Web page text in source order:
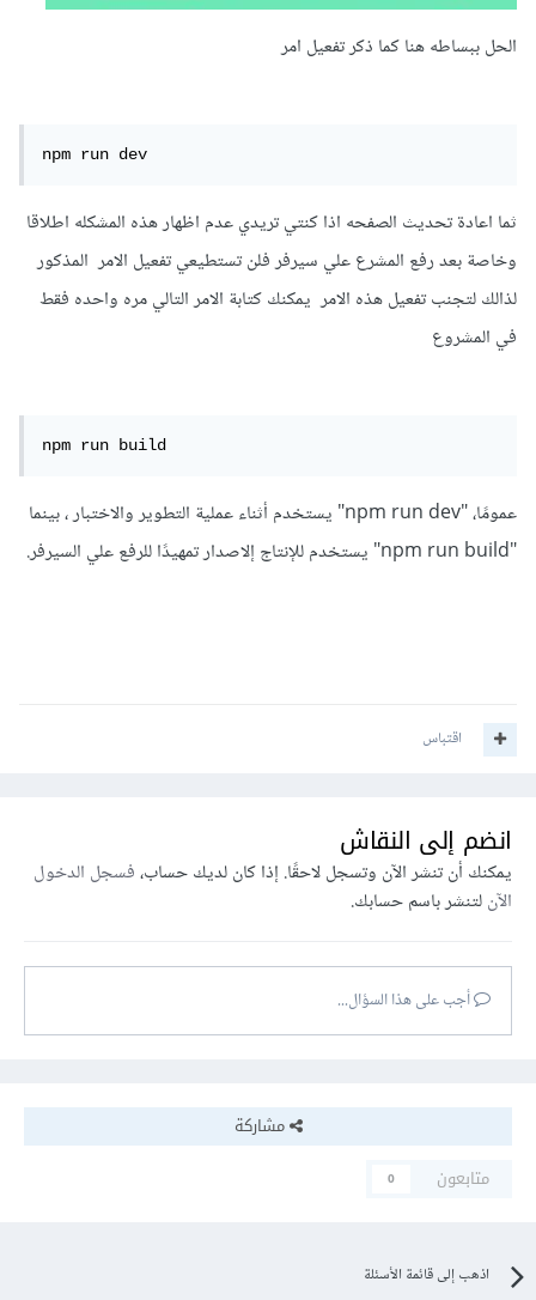
الحل ببساطه هنا كما ذكر تفعيل امر
npm run dev
ثما اعادة تحديث الصفحه اذا كنتي تريدي عدم اظهار هذه المشكله اطلاقا
وخاصة بعد رفع المشرع علي سيرفر فلن تستطيعي تفعيل الامر المذكور
لذالك لتجنب تفعيل هذه الامر يمكنك كتابة الامر التالي مره واحده فقط
في المشروع
npm run build
عمومًا، "npm run dev" يستخدم أثناء عملية التطوير والاختبار ، بينما
"npm run build" يستخدم للإنتاج إلاصدار تمهيدًا للرفع علي السيرفر.
اقتباس
انضم إلى النقاش
يمكنك أن تنشر الآن وتسجل لاحقًا. إذا كان لديك حساب،فسجل الدخول
الآنلتنشر باسم حسابك.
أجب على هذا السؤال...
مشاركة
متابعون
0
اذهب إلى قائمة الأسئلة